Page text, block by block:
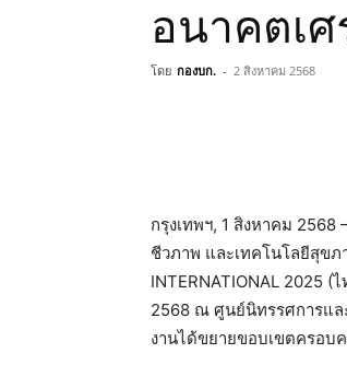
อนาคตเ
โดย กองบก. - 2 สิงหาคม 2568
กรุงเทพฯ, 1 สิงหาคม
ชีวภาพ และเทคโนโลยีสุข
INTERNATIONAL 2025
2568 ณ ศูนย์นิทรรศการแล
งานได้ขยายขอบเขตครอ